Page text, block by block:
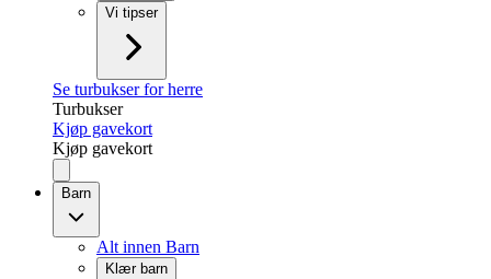
Vi tipser
Se turbukser for herre
Turbukser
Kjøp gavekort
Kjøp gavekort
Barn
Alt innen Barn
Klær barn